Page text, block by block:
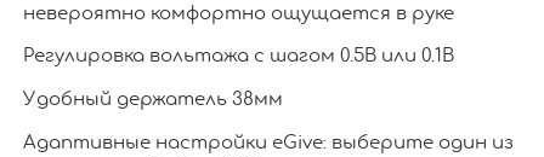
невероятно комфортно ощущается в руке
Регулировка вольтажа с шагом 0.5В или 0.1В
Удобный держатель 38мм
Адаптивные настройки eGive: выберите один из